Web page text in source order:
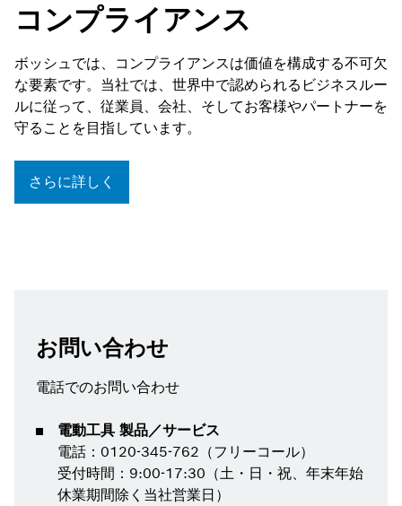
コンプライアンス
ボッシュでは、コンプライアンスは価値を構成する不可欠
な要素です。当社では、世界中で認められるビジネスルー
ルに従って、従業員、会社、そしてお客様やパートナーを
守ることを目指しています。
さらに詳しく
お問い合わせ
電話でのお問い合わせ
電動工具 製品／サービス
電話：0120-345-762（フリーコール）
受付時間：9:00-17:30（土・日・祝、年末年始
休業期間除く当社営業日）